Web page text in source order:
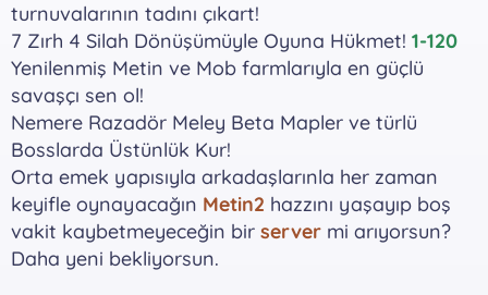
turnuvalarının tadını çıkart!
7 Zırh 4 Silah Dönüşümüyle Oyuna Hükmet! 1-120
Yenilenmiş Metin ve Mob farmlarıyla en güçlü
savaşçı sen ol!
Nemere Razadör Meley Beta Mapler ve türlü
Bosslarda Üstünlük Kur!
Orta emek yapısıyla arkadaşlarınla her zaman
keyifle oynayacağın Metin2 hazzını yaşayıp boş
vakit kaybetmeyeceğin bir server mi arıyorsun?
Daha yeni bekliyorsun.